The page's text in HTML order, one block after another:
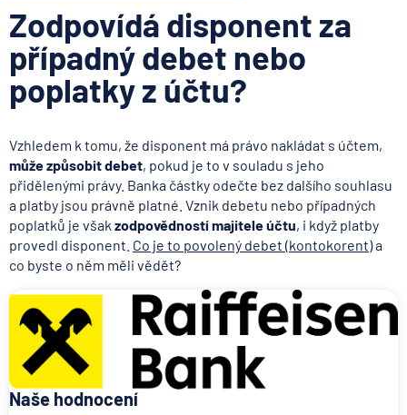
Zodpovídá disponent za
případný debet nebo
poplatky z účtu?
Vzhledem k tomu, že disponent má právo nakládat s účtem,
může způsobit debet, pokud je to v souladu s jeho
přidělenými právy. Banka částky odečte bez dalšího souhlasu
a platby jsou právně platné. Vznik debetu nebo případných
poplatků je však zodpovědností majitele účtu, i když platby
provedl disponent. Co je to povolený debet (kontokorent)a
co byste o něm měli vědět?
Naše hodnocení